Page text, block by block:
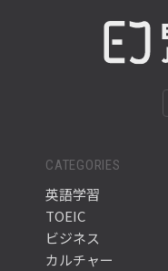
CATEGORIES
英語学習
TOEIC
ビジネス
カルチャー